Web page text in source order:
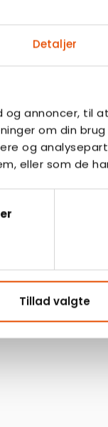
Detaljer
annoncer, til
om din
og
eller som de
Tillad valgte